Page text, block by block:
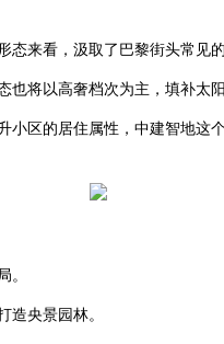
来看，汲取了巴黎街头常见
将以高奢档次为主，填补太
区的居住属性，中建智地这
。
央景园林。